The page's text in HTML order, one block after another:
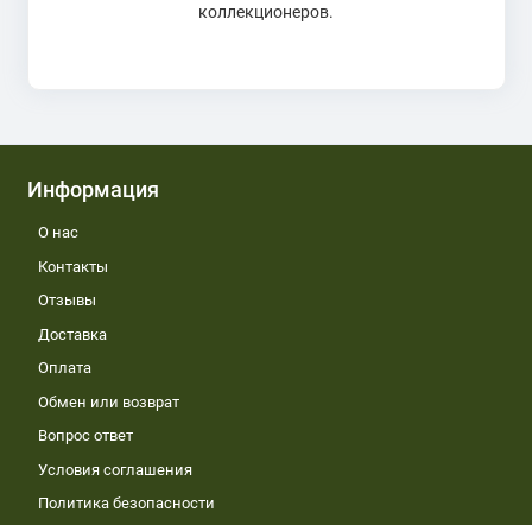
коллекционеров.
Информация
О нас
Контакты
Отзывы
Доставка
Оплата
Обмен или возврат
Вопрос ответ
Условия соглашения
Политика безопасности